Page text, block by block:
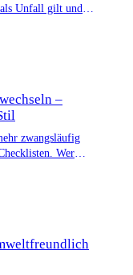
Unfall gilt und
–
zwangsläufig
Wer